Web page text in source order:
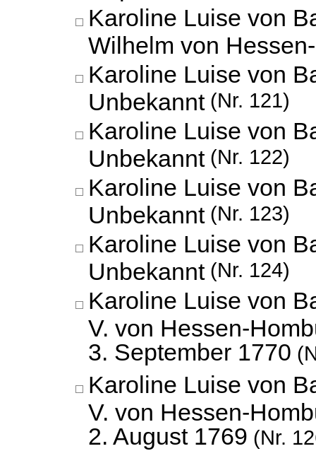
Karoline Luise von
Wilhelm von
Karoline Luise von
Unbekannt (Nr. 121)
Karoline Luise von
Unbekannt (Nr. 122)
Karoline Luise von
Unbekannt (Nr. 123)
Karoline Luise von
Unbekannt (Nr. 124)
Karoline Luise von
V. von Hessen-
3. September 1770
Karoline Luise von
V. von Hessen-
2. August 1769 (Nr.